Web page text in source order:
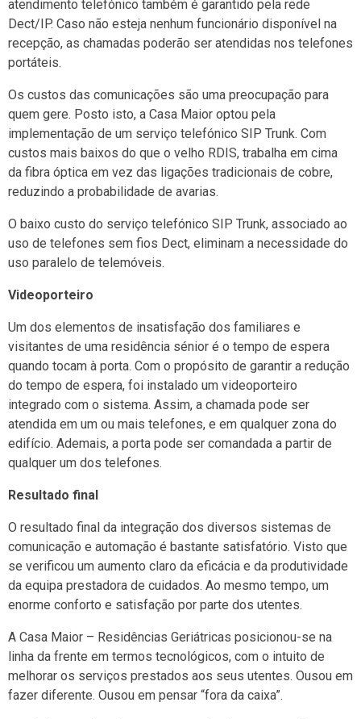
atendimento telefónico também é garantido pela rede
Dect/IP. Caso não esteja nenhum funcionário disponível na
recepção, as chamadas poderão ser atendidas nos telefones
portáteis.
Os custos das comunicações são uma preocupação para
quem gere. Posto isto, a Casa Maior optou pela
implementação de um serviço telefónico SIP Trunk. Com
custos mais baixos do que o velho RDIS, trabalha em cima
da fibra óptica em vez das ligações tradicionais de cobre,
reduzindo a probabilidade de avarias.
O baixo custo do serviço telefónico SIP Trunk, associado ao
uso de telefones sem fios Dect, eliminam a necessidade do
uso paralelo de telemóveis.
Videoporteiro
Um dos elementos de insatisfação dos familiares e
visitantes de uma residência sénior é o tempo de espera
quando tocam à porta. Com o propósito de garantir a redução
do tempo de espera, foi instalado um videoporteiro
integrado com o sistema. Assim, a chamada pode ser
atendida em um ou mais telefones, e em qualquer zona do
edifício. Ademais, a porta pode ser comandada a partir de
qualquer um dos telefones.
Resultado final
O resultado final da integração dos diversos sistemas de
comunicação e automação é bastante satisfatório. Visto que
se verificou um aumento claro da eficácia e da produtividade
da equipa prestadora de cuidados. Ao mesmo tempo, um
enorme conforto e satisfação por parte dos utentes.
A Casa Maior – Residências Geriátricas posicionou-se na
linha da frente em termos tecnológicos, com o intuito de
melhorar os serviços prestados aos seus utentes. Ousou em
fazer diferente. Ousou em pensar “fora da caixa”.